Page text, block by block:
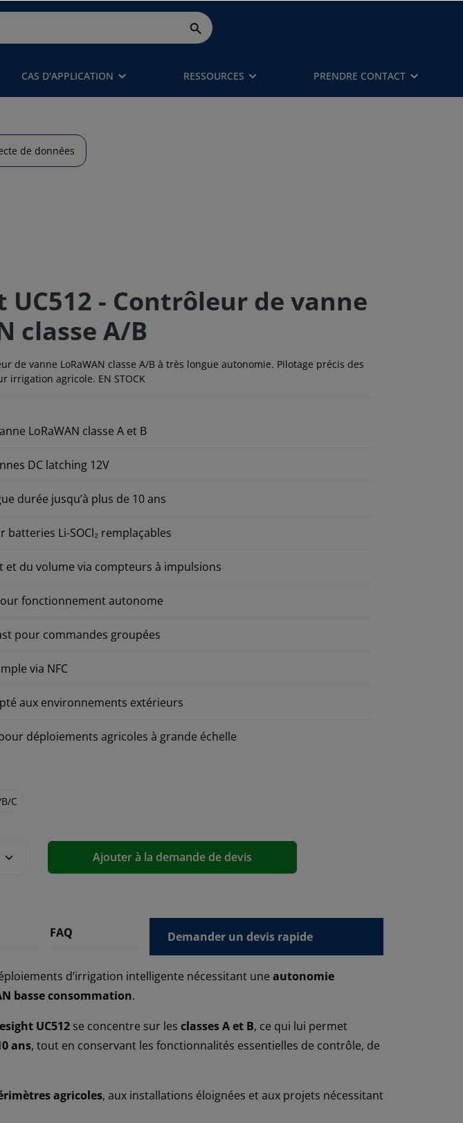
CAS D'APPLICATION RESSOURCES PRENDRE CONTACT
de données
UC512 - Contrôleur de vanne
classe A/B
de vanne LoRaWAN classe A/B à très longue autonomie. Pilotage précis des
irrigation agricole. EN STOCK
LoRaWAN classe A et B
DC latching 12V
durée jusqu’à plus de 10 ans
batteries Li-SOCl₂ remplaçables
et du volume via compteurs à impulsions
fonctionnement autonome
pour commandes groupées
via NFC
aux environnements extérieurs
déploiements agricoles à grande échelle
C
Ajouter à la demande de devis
FAQ Demander un devis rapide
d’irrigation intelligente nécessitant une autonomie
basse consommation.
UC512 se concentre sur les classes A et B, ce qui lui permet
ans, tout en conservant les fonctionnalités essentielles de contrôle, de
agricoles, aux installations éloignées et aux projets nécessitant